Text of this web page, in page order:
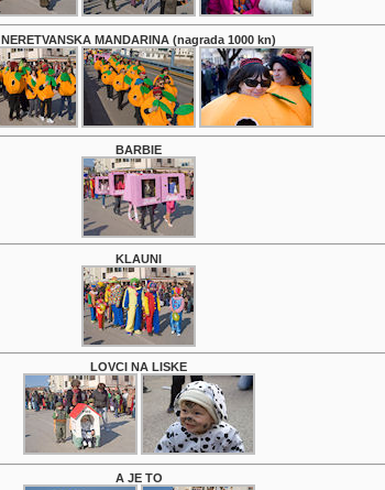
NERETVANSKA MANDARINA (nagrada 1000 kn)
BARBIE
KLAUNI
LOVCI NA LISKE
A JE TO